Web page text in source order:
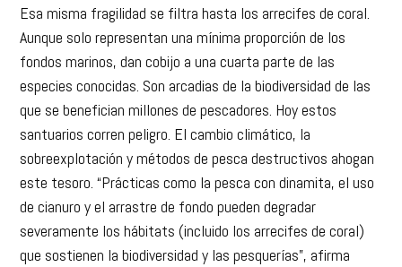
Esa misma fragilidad se filtra hasta los arrecifes de coral.
Aunque solo representan una mínima proporción de los
fondos marinos, dan cobijo a una cuarta parte de las
especies conocidas. Son arcadias de la biodiversidad de las
que se benefician millones de pescadores. Hoy estos
santuarios corren peligro. El cambio climático, la
sobreexplotación y métodos de pesca destructivos ahogan
este tesoro. “Prácticas como la pesca con dinamita, el uso
de cianuro y el arrastre de fondo pueden degradar
severamente los hábitats (incluido los arrecifes de coral)
que sostienen la biodiversidad y las pesquerías”, afirma